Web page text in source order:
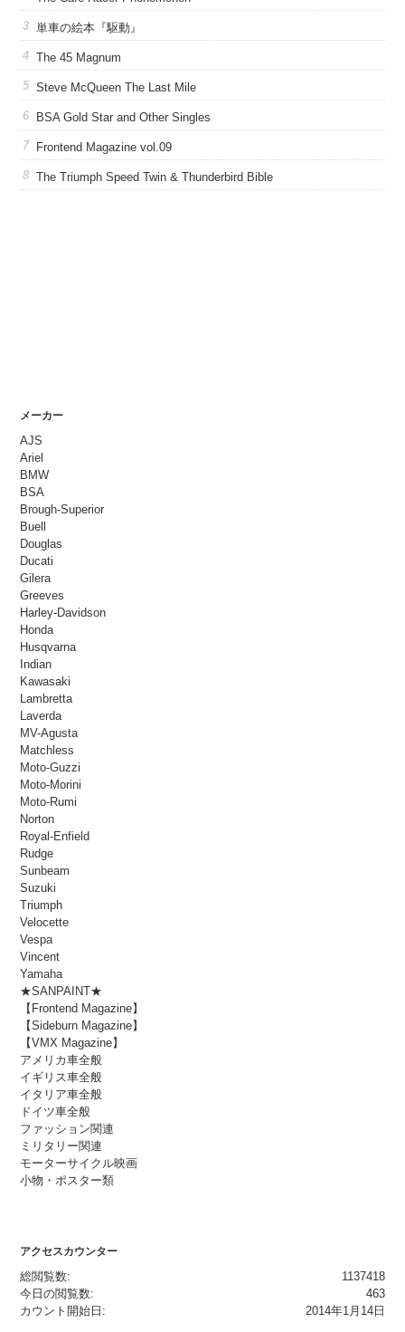
単車の絵本『駆動』
The 45 Magnum
Steve McQueen The Last Mile
BSA Gold Star and Other Singles
Frontend Magazine vol.09
The Triumph Speed Twin & Thunderbird Bible
メーカー
AJS
Ariel
BMW
BSA
Brough-Superior
Buell
Douglas
Ducati
Gilera
Greeves
Harley-Davidson
Honda
Husqvarna
Indian
Kawasaki
Lambretta
Laverda
MV-Agusta
Matchless
Moto-Guzzi
Moto-Morini
Moto-Rumi
Norton
Royal-Enfield
Rudge
Sunbeam
Suzuki
Triumph
Velocette
Vespa
Vincent
Yamaha
★SANPAINT★
【Frontend Magazine】
【Sideburn Magazine】
【VMX Magazine】
アメリカ車全般
イギリス車全般
イタリア車全般
ドイツ車全般
ファッション関連
ミリタリー関連
モーターサイクル映画
小物・ポスター類
アクセスカウンター
1137418
総閲覧数:
463
今日の閲覧数:
2014年1月14日
カウント開始日: